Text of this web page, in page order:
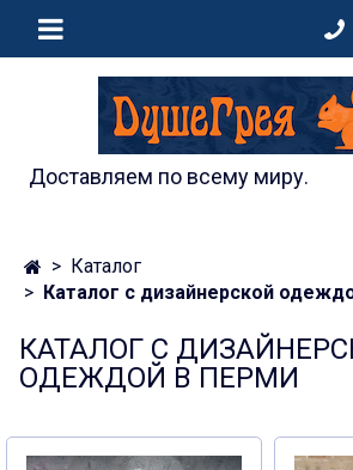
Доставляем по всему миру.
Каталог
Каталог с дизайнерской
КАТАЛОГ С
ОДЕЖДОЙ В ПЕРМИ